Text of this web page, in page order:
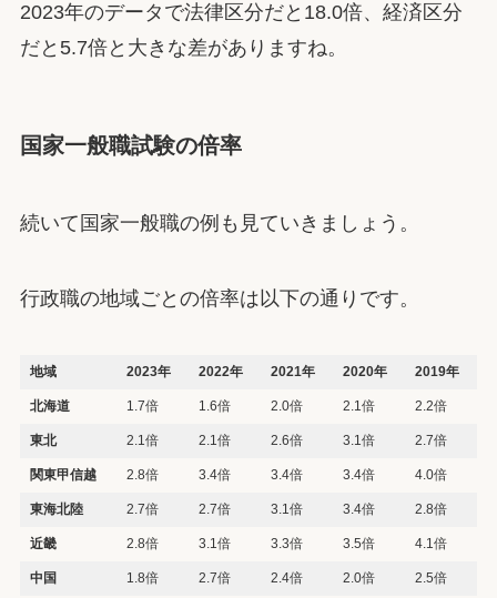
2023年のデータで法律区分だと18.0倍、経済区分
だと5.7倍と大きな差がありますね。
国家一般職試験の倍率
続いて国家一般職の例も見ていきましょう。
行政職の地域ごとの倍率は以下の通りです。
地域 2023年 2022年 2021年 2020年 2019年
北海道 1.7倍 1.6倍 2.0倍 2.1倍 2.2倍
東北 2.1倍 2.1倍 2.6倍 3.1倍 2.7倍
関東甲信越 2.8倍 3.4倍 3.4倍 3.4倍 4.0倍
東海北陸 2.7倍 2.7倍 3.1倍 3.4倍 2.8倍
近畿 2.8倍 3.1倍 3.3倍 3.5倍 4.1倍
中国 1.8倍 2.7倍 2.4倍 2.0倍 2.5倍